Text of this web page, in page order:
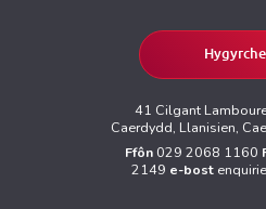
41 Cilgant
Caerdydd, Llanisien,
Ffôn 029 2068 1160
2149 e-bost